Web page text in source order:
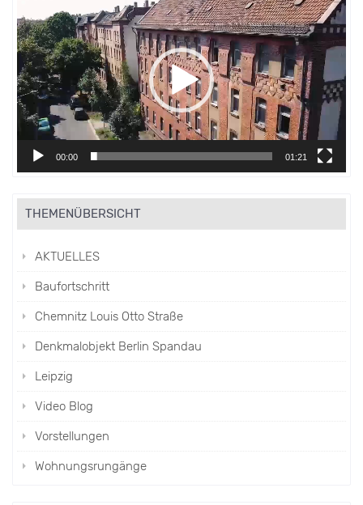
Player
00:00 01:21
THEMENÜBERSICHT
AKTUELLES
Baufortschritt
Chemnitz Louis Otto Straße
Denkmalobjekt Berlin Spandau
Leipzig
Video Blog
Vorstellungen
Wohnungsrungänge